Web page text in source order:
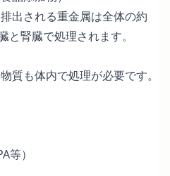
出される重金属は全体の約
と腎臓で処理されます。
質も体内で処理が必要です。
等）